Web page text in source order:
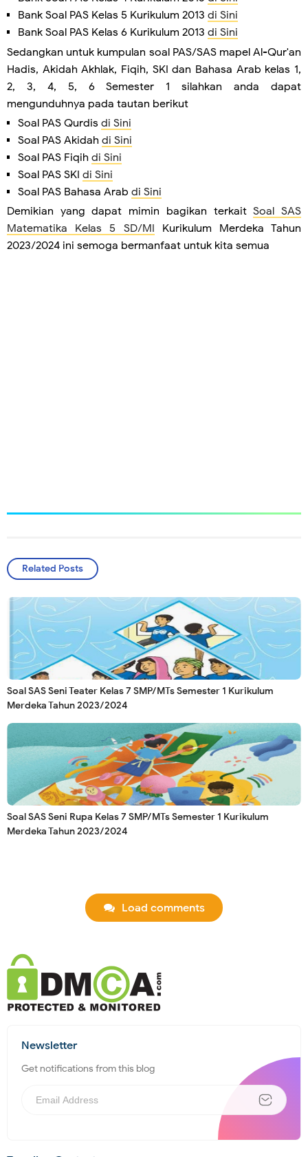
Bank Soal PAS Kelas 5 Kurikulum 2013 di Sini
Bank Soal PAS Kelas 6 Kurikulum 2013 di Sini
Sedangkan untuk kumpulan soal PAS/SAS mapel Al-Qur'an
Hadis, Akidah Akhlak, Fiqih, SKI dan Bahasa Arab kelas 1,
2, 3, 4, 5, 6 Semester 1 silahkan anda dapat
mengunduhnya pada tautan berikut
Soal PAS Qurdis di Sini
Soal PAS Akidah di Sini
Soal PAS Fiqih di Sini
Soal PAS SKI di Sini
Soal PAS Bahasa Arab di Sini
Demikian yang dapat mimin bagikan terkaitSoal SAS
Matematika Kelas 5 SD/MI Kurikulum Merdeka Tahun
2023/2024 ini semoga bermanfaat untuk kita semua
Related Posts
Soal SAS Seni Teater Kelas 7 SMP/MTs Semester 1 Kurikulum
Merdeka Tahun 2023/2024
Soal SAS Seni Rupa Kelas 7 SMP/MTs Semester 1 Kurikulum
Merdeka Tahun 2023/2024
Load comments
Newsletter
Get notifications from this blog